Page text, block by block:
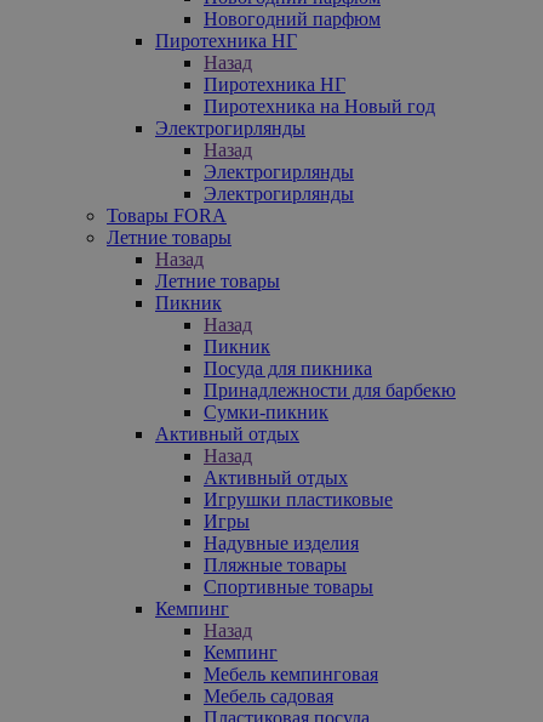
Новогодний парфюм
Пиротехника НГ
Назад
Пиротехника НГ
Пиротехника на Новый год
Электрогирлянды
Назад
Электрогирлянды
Электрогирлянды
Товары FORA
Летние товары
Назад
Летние товары
Пикник
Назад
Пикник
Посуда для пикника
Принадлежности для барбекю
Сумки-пикник
Активный отдых
Назад
Активный отдых
Игрушки пластиковые
Игры
Надувные изделия
Пляжные товары
Спортивные товары
Кемпинг
Назад
Кемпинг
Мебель кемпинговая
Мебель садовая
Пластиковая посуда